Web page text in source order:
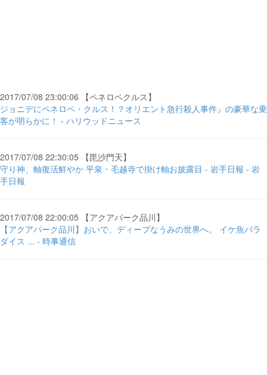
2017/07/08 23:00:06 【ペネロペクルス】
ジョニデにペネロペ・クルス！？オリエント急行殺人事件』の豪華な乗
客が明らかに！ - ハリウッドニュース
2017/07/08 22:30:05 【毘沙門天】
守り神、軸復活鮮やか 平泉・毛越寺で掛け軸お披露目 - 岩手日報 - 岩
手日報
2017/07/08 22:00:05 【アクアパーク品川】
【アクアパーク品川】おいで、ディープなうみの世界へ。 イケ魚パラ
ダイス ... - 時事通信